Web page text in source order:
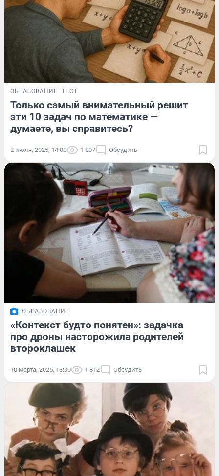
ОБРАЗОВАНИЕ ТЕСТ
Только самый внимательный решит
эти 10 задач по математике —
думаете, вы справитесь?
2 июля, 2025, 14:00 1 807 Обсудить
ОБРАЗОВАНИЕ
«Контекст будто понятен»: задачка
про дроны насторожила родителей
второклашек
10 марта, 2025, 13:30 1 812 Обсудить